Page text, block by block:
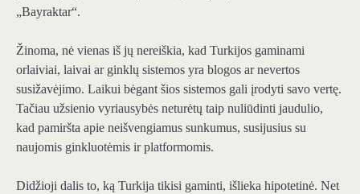
„Bayraktar“.
Žinoma, nė vienas iš jų nereiškia, kad Turkijos gaminami
orlaiviai, laivai ar ginklų sistemos yra blogos ar nevertos
susižavėjimo. Laikui bėgant šios sistemos gali įrodyti savo vertę.
Tačiau užsienio vyriausybės neturėtų taip nuliūdinti jaudulio,
kad pamiršta apie neišvengiamus sunkumus, susijusius su
naujomis ginkluotėmis ir platformomis.
Didžioji dalis to, ką Turkija tikisi gaminti, išlieka hipotetinė. Net